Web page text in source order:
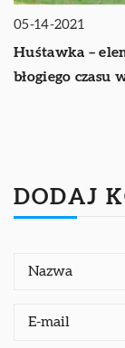
05-14-2021
Huśtawka –
błogiego czasu
DODAJ